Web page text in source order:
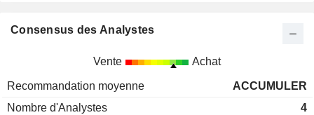
Consensus des Analystes
Vente Achat
Recommandation moyenne
ACCUMULER
Nombre d'Analystes
4